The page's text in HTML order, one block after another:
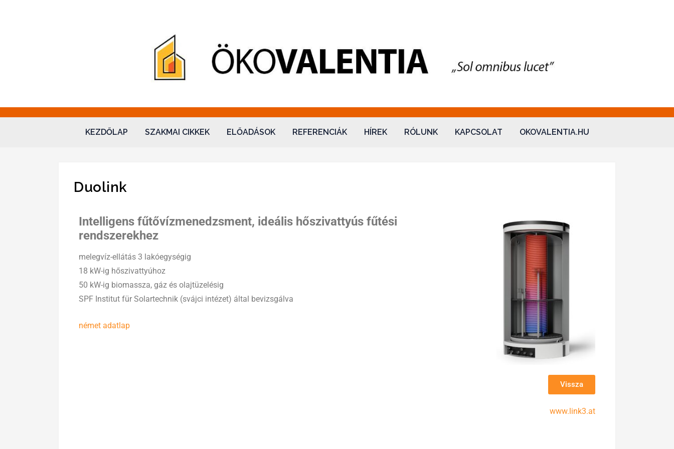
Hidraulika – Ökovalentia
"Sol omnibus licet"
KEZDŐLAP SZAKMAI CIKKEK ELŐADÁSOK REFERENCIÁK HÍREK RÓLUNK KAPCSOLAT OKOVALENTIA.HU
Duolink
Intelligens fűtővízmenedzsment, ideális hőszivattyús fűtési
rendszerekhez
melegvíz-ellátás 3 lakóegységig
18 kW-ig hőszivattyúhoz
50 kW-ig biomassza, gáz és olajtüzelésig
SPF Institut für Solartechnik (svájci intézet) által bevizsgálva
német adatlap
Vissza
www.link3.at